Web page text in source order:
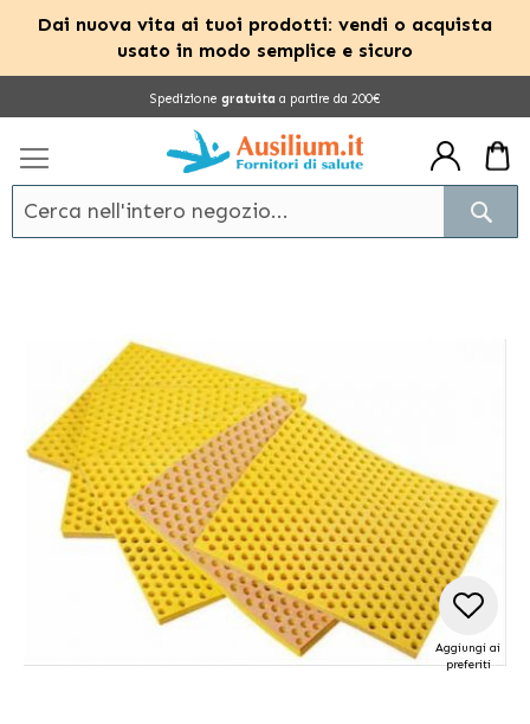
Dai nuova vita ai tuoi prodotti: vendi o acquista
usato in modo semplice e sicuro
Spedizione gratuita a partire da 200€
immagini
Aggiungi ai
preferiti